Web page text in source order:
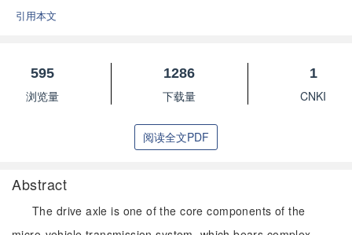
引用本文
595
浏览量
1286
下载量
1
CNKI
阅读全文PDF
Abstract
The drive axle is one of the core components of the